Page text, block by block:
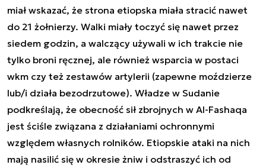
miał wskazać, że strona etiopska miała stracić nawet
do 21 żołnierzy. Walki miały toczyć się nawet przez
siedem godzin, a walczący używali w ich trakcie nie
tylko broni ręcznej, ale również wsparcia w postaci
wkm czy też zestawów artylerii (zapewne moździerze
lub/i działa bezodrzutowe). Władze w Sudanie
podkreślają, że obecność sił zbrojnych w Al-Fashaqa
jest ściśle związana z działaniami ochronnymi
względem własnych rolników. Etiopskie ataki na nich
mają nasilić się w okresie żniw i odstraszyć ich od